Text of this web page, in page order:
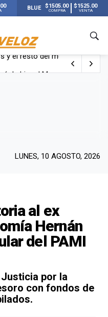
BLUE $1505.00
COMPRA
$1525.00
VENTA
LUNES, 10 AGOSTO, 2026
al ex
Hernán
del PAMI
por la
con fondos de